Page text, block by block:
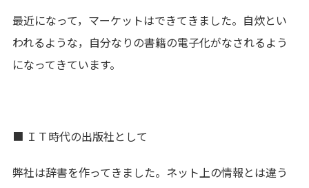
最近になって，マーケットはできてきました。自炊とい
われるような，自分なりの書籍の電子化がなされるよう
になってきています。
■ ＩＴ時代の出版社として
弊社は辞書を作ってきました。ネット上の情報とは違う